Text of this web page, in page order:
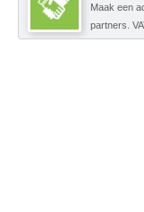
Maak een
partners.